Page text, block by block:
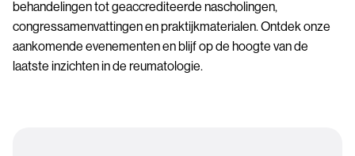
behandelingen tot geaccrediteerde nascholingen,
congressamenvattingen en praktijkmaterialen. Ontdek onze
aankomende evenementen en blijf op de hoogte van de
laatste inzichten in de reumatologie.